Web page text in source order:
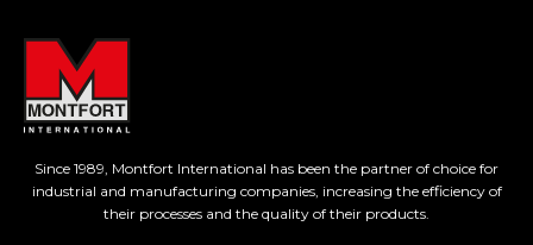
Since 1989, Montfort International has been the partner of choice for
industrial and manufacturing companies, increasing the efficiency of
their processes and the quality of their products.